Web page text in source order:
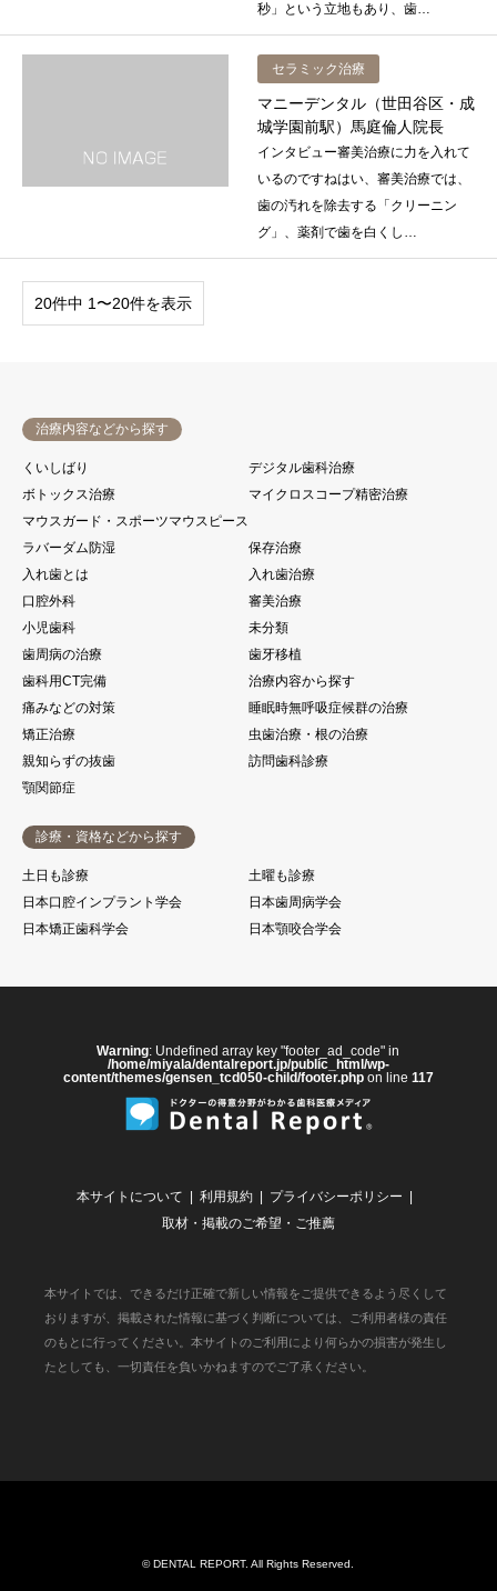
秒」という立地もあり、歯…
セラミック治療
マニーデンタル（世田谷区・成
城学園前駅）馬庭倫人院長
インタビュー審美治療に力を入れて
いるのですねはい、審美治療では、
歯の汚れを除去する「クリーニン
グ」、薬剤で歯を白くし…
20件中 1〜20件を表示
治療内容などから探す
くいしばり
デジタル歯科治療
ボトックス治療
マイクロスコープ精密治療
マウスガード・スポーツマウスピース
ラバーダム防湿
保存治療
入れ歯とは
入れ歯治療
口腔外科
審美治療
小児歯科
未分類
歯周病の治療
歯牙移植
歯科用CT完備
治療内容から探す
痛みなどの対策
睡眠時無呼吸症候群の治療
矯正治療
虫歯治療・根の治療
親知らずの抜歯
訪問歯科診療
顎関節症
診療・資格などから探す
土日も診療
土曜も診療
日本口腔インプラント学会
日本歯周病学会
日本矯正歯科学会
日本顎咬合学会
Warning: Undefined array key "footer_ad_code" in
/home/miyala/dentalreport.jp/public_html/wp-
content/themes/gensen_tcd050-child/footer.php on line 117
本サイトについて 利用規約
プライバシーポリシー
取材・掲載のご希望・ご推薦
本サイトでは、できるだけ正確で新しい情報をご提供できるよう尽くして
おりますが、掲載された情報に基づく判断については、ご利用者様の責任
のもとに行ってください。本サイトのご利用により何らかの損害が発生し
たとしても、一切責任を負いかねますのでご了承ください。
©DENTAL REPORT. All Rights Reserved.